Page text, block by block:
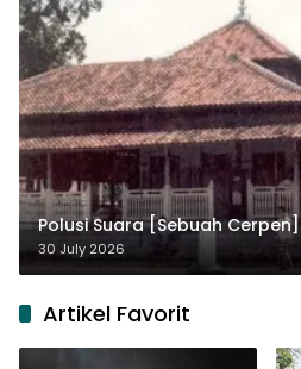
Polusi Suara [Sebuah Cerpen]
30 July 2026
Artikel Favorit